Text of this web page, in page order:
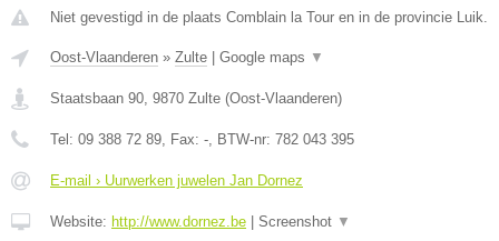
Niet gevestigd in de plaats Comblain la Tour en in de provincie Luik.
Oost-Vlaanderen » Zulte Google maps ▼
Staatsbaan 90, 9870 Zulte (Oost-Vlaanderen)
Tel: 09 388 72 89, Fax: -, BTW-nr: 782 043 395
E-mail › Uurwerken juwelen Jan Dornez
Website: http://www.dornez.be Screenshot ▼